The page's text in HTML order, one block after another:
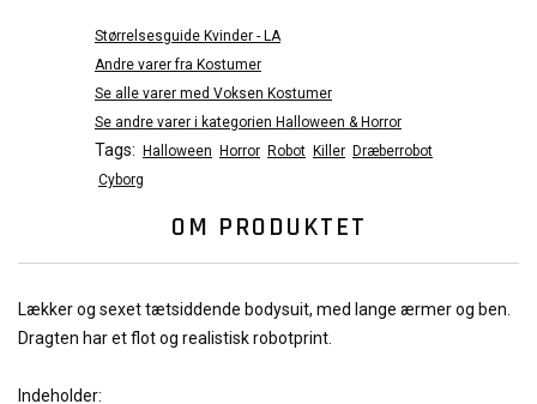
Størrelsesguide Kvinder - LA
Andre varer fra Kostumer
Se alle varer med Voksen Kostumer
Se andre varer i kategorien Halloween & Horror
Tags: Halloween Horror Robot Killer Dræberrobot
Cyborg
OM PRODUKTET
Lækker og sexet tætsiddende bodysuit, med lange ærmer og ben.
Dragten har et flot og realistisk robotprint.
Indeholder: